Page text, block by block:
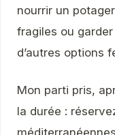
nourrir un
fragiles ou
d’autres options
Mon parti pris,
la durée :